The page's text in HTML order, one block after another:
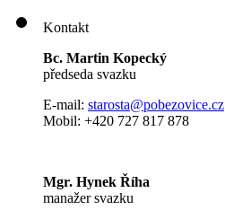
Kontakt
Bc. Martin Kopecký
předseda svazku
E-mail: starosta@pobezovice.cz
Mobil: +420 727 817 878
Mgr. Hynek Říha
manažer svazku